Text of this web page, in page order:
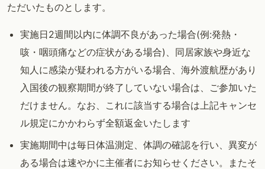
ただいたものとします。
実施日2週間以内に体調不良があった場合(例:発熱・
咳・咽頭痛などの症状がある場合)、同居家族や身近な
知人に感染が疑われる方がいる場合、海外渡航歴があり
入国後の観察期間が終了していない場合は、ご参加いた
だけません。なお、これに該当する場合は上記キャンセ
ル規定にかかわらず全額返金いたします
実施期間中は毎日体温測定、体調の確認を行い、異変が
ある場合は速やかに主催者にお知らせください。またそ